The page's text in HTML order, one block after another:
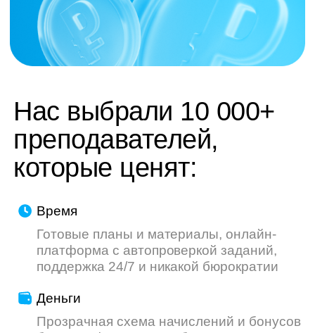
труду — мы делаем всё, чтобы ваш опыт
был приятнее